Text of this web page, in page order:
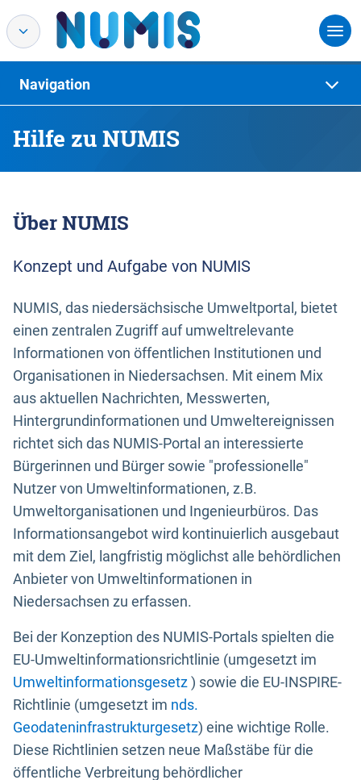
Hilfe zu NUMIS
Navigation
Über NUMIS
Konzept und Aufgabe von NUMIS
NUMIS, das niedersächsische Umweltportal, bietet
einen zentralen Zugriff auf umweltrelevante
Informationen von öffentlichen Institutionen und
Organisationen in Niedersachsen. Mit einem Mix
aus aktuellen Nachrichten, Messwerten,
Hintergrundinformationen und Umweltereignissen
richtet sich das NUMIS-Portal an interessierte
Bürgerinnen und Bürger sowie "professionelle"
Nutzer von Umweltinformationen, z.B.
Umweltorganisationen und Ingenieurbüros. Das
Informationsangebot wird kontinuierlich ausgebaut
mit dem Ziel, langfristig möglichst alle behördlichen
Anbieter von Umweltinformationen in
Niedersachsen zu erfassen.
Bei der Konzeption des NUMIS-Portals spielten die
EU-Umweltinformationsrichtlinie (umgesetzt im
Umweltinformationsgesetz) sowie die EU-INSPIRE-
Richtlinie (umgesetzt im nds.
Geodateninfrastrukturgesetz) eine wichtige Rolle.
Diese Richtlinien setzen neue Maßstäbe für die
öffentliche Verbreitung behördlicher